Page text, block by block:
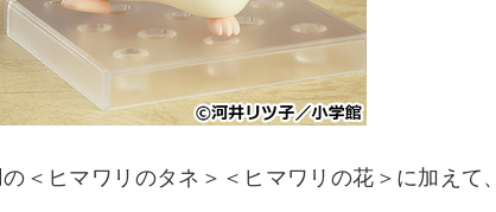
＜ヒマワリのタネ＞＜ヒマワリの花＞に加えて、